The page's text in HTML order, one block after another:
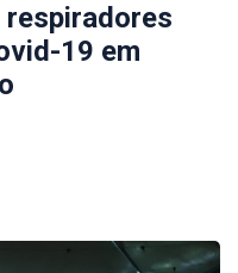
respiradores
19 em